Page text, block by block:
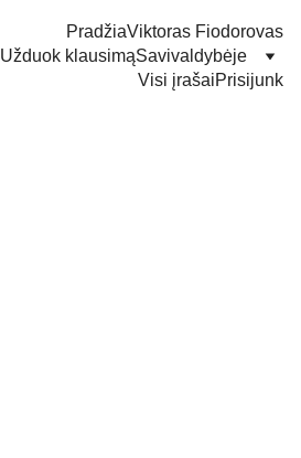
PradžiaViktoras Fiodorovas
Užduok klausimąSavivaldybėje
Visi įrašaiPrisijunk